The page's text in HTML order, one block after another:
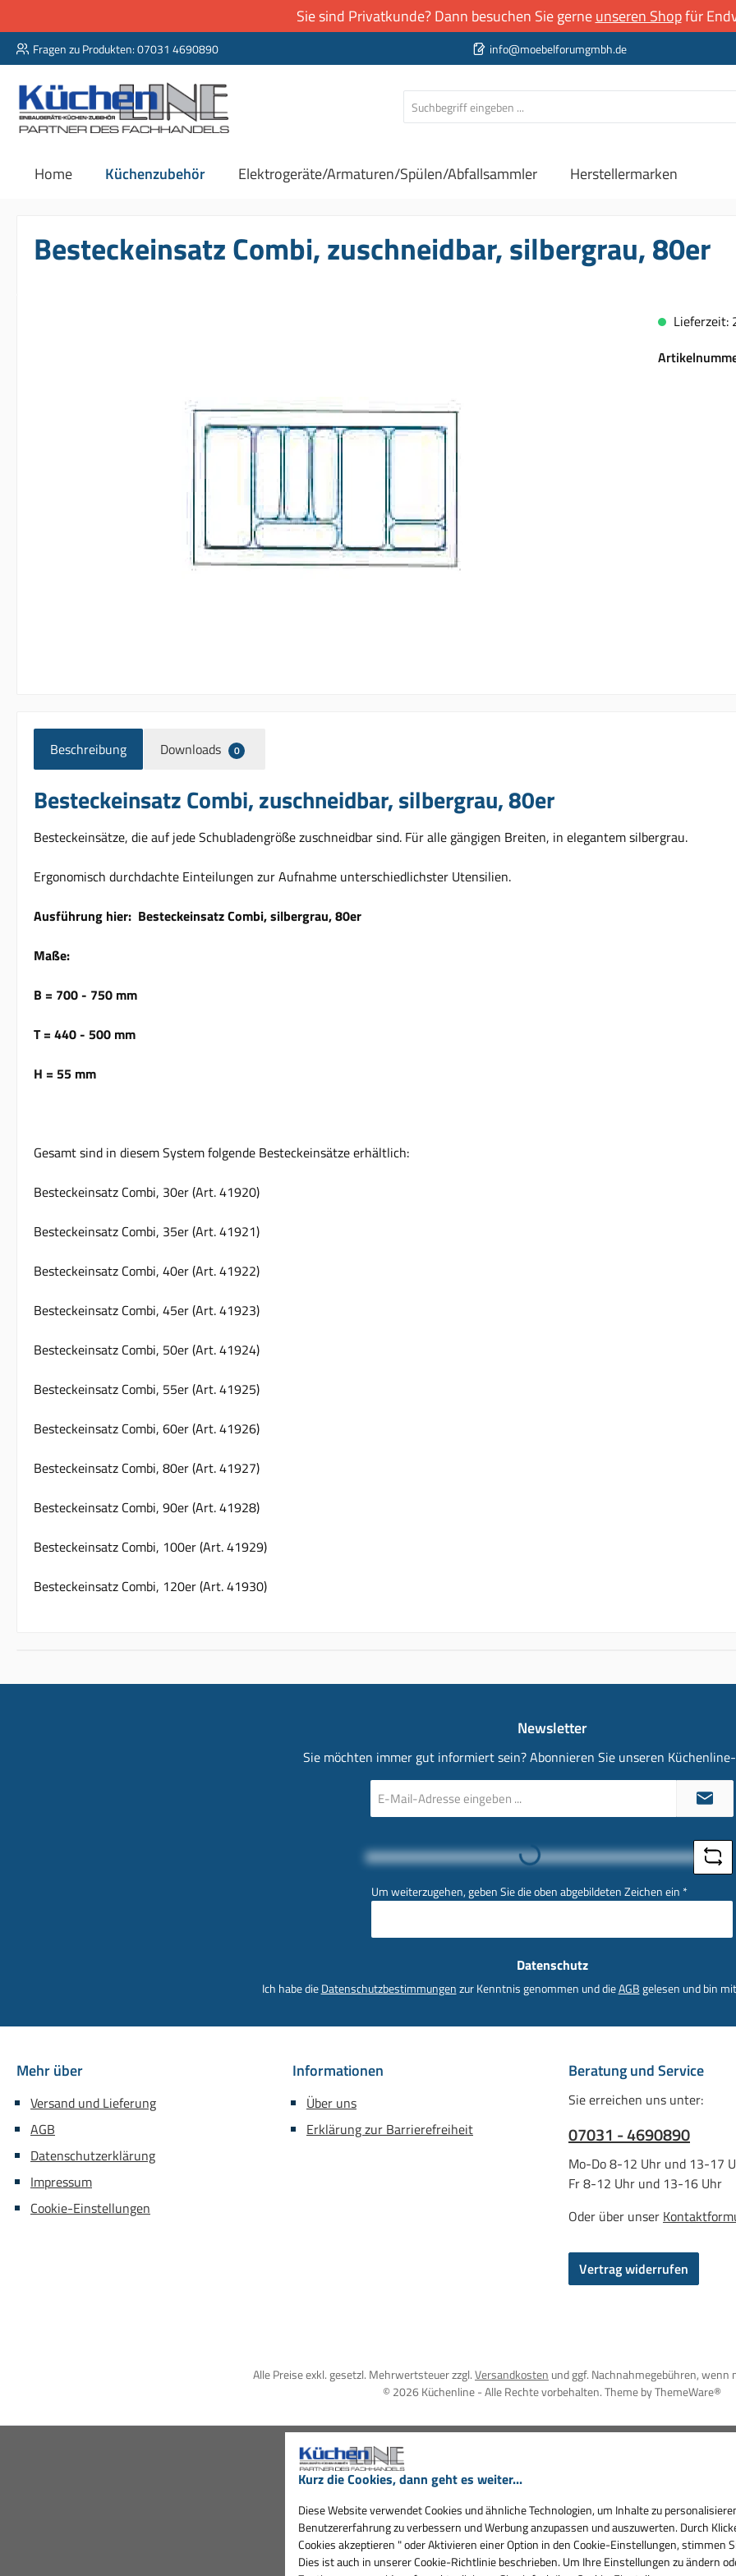
Sie sind Privatkunde? Dann besuchen Sie gerneunseren Shopfür
Fragen zu Produkten: 07031 4690890 info@moebelforumgmbh.de
Home Küchenzubehör Elektrogeräte/Armaturen/Spülen/Abfallsammler Herstellermarken
Kurz die Cookies, dann geht es weiter...
Diese Website verwendet Cookies und ähnliche Technologien, um Inhalte zu
Benutzererfahrung zu verbessern und Werbung anzupassen und auszuwerten. Durch
Cookies akzeptieren " oder Aktivieren einer Option in den Cookie-Einstellungen, stimmen
Dies ist auch in unserer Cookie-Richtlinie beschrieben. Um Ihre Einstellungen zu ändern
Besteckeinsatz Combi, zuschneidbar, silbergrau, 80er
Lieferzeit:
Beschreibung Downloads 0
Besteckeinsatz Combi, zuschneidbar, silbergrau, 80er
Besteckeinsätze, die auf jede Schubladengröße zuschneidbar sind. Für alle gängigen Breiten, in elegantem silbergrau.
Ergonomisch durchdachte Einteilungen zur Aufnahme unterschiedlichster Utensilien.
Ausführung hier: Besteckeinsatz Combi, silbergrau, 80er
Maße:
B = 700 - 750 mm
T = 440 - 500 mm
H = 55 mm
Gesamt sind in diesem System folgende Besteckeinsätze erhältlich:
Besteckeinsatz Combi, 30er (Art. 41920)
Besteckeinsatz Combi, 35er (Art. 41921)
Besteckeinsatz Combi, 40er (Art. 41922)
Besteckeinsatz Combi, 45er (Art. 41923)
Besteckeinsatz Combi, 50er (Art. 41924)
Besteckeinsatz Combi, 55er (Art. 41925)
Besteckeinsatz Combi, 60er (Art. 41926)
Besteckeinsatz Combi, 80er (Art. 41927)
Besteckeinsatz Combi, 90er (Art. 41928)
Besteckeinsatz Combi, 100er (Art. 41929)
Besteckeinsatz Combi, 120er (Art. 41930)
Newsletter
Sie möchten immer gut informiert sein? Abonnieren Sie unseren
Mail-
Loading...
Um weiterzugehen, geben Sie die oben abgebildeten Zeichen ein *
Datenschutz
Ich habe dieDatenschutzbestimmungenzur Kenntnis genommen und dieAGBgelesen und bin
Mehr über
Versand und Lieferung
AGB
Datenschutzerklärung
Impressum
Cookie-Einstellungen
Informationen
Über uns
Erklärung zur Barrierefreiheit
Beratung und Service
Sie erreichen uns unter:
07031 - 4690890
Mo-Do 8-12 Uhr und 13-17
Fr 8-12 Uhr und 13-16 Uhr
Oder über unser
Vertrag widerrufen
Alle Preise exkl. gesetzl. Mehrwertsteuer zzgl.Versandkosten und ggf. Nachnahmegebühren, wenn
© 2026 Küchenline - Alle Rechte vorbehalten. Theme byThemeWare®